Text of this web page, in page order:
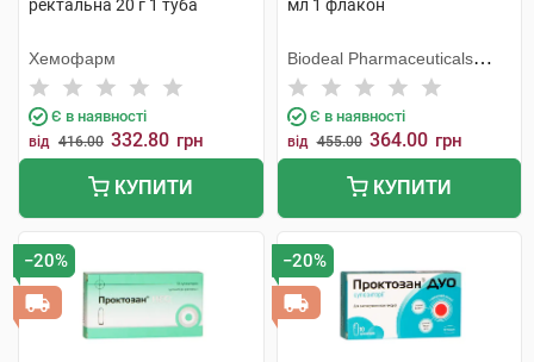
ректальна 20 г 1 туба
Хемофарм
Є в наявності
від 416.00 332.80 грн
КУПИТИ
мл 1 флакон
Biodeal Pharmaceuticals
Private Limited
Є в наявності
від 455.00 364.00 грн
КУПИТИ
−20% −20%